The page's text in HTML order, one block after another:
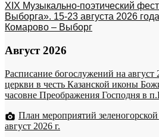
XIX Музыкально-поэтический
Выборга». 15-23 августа 2026
Комарово – Выборг
Август 2026
Расписание богослужений на август
церкви в честь Казанской иконы
часовне Преображения Господня в
План мероприятий
август 2026 г.